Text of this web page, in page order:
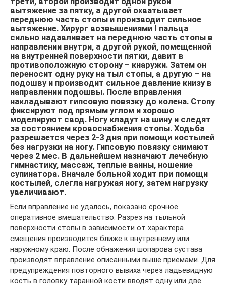
вытяжение за пятку, а другой охватывает
переднюю часть стопы и производит сильное
вытяжение. Хирург возвышениями I пальца
сильно надавливает на переднюю часть стопы в
направлении внутри, а другой рукой, помещенной
на внутренней поверхности пятки, давит в
противоположную сторону – кнаружи. Затем он
переносит одну руку на тыл стопы, а другую – на
подошву и производит сильное давление книзу в
направлении подошвы. После вправления
накладывают гипсовую повязку до колена. Стопу
фиксируют под прямым углом и хорошо
моделируют свод. Ногу кладут на шину и следят
за состоянием кровоснабжения стопы. Ходьба
разрешается через 2-3 дня при помощи костылей
без нагрузки на ногу. Гипсовую повязку снимают
через 2 мес. В дальнейшем назначают лечебную
гимнастику, массаж, теплые ванны, ношение
супинатора. Вначале больной ходит при помощи
костылей, слегла нагружая ногу, затем нагрузку
увеличивают.
Если вправление не удалось, показано срочное
оперативное вмешательство. Разрез на тыльной
поверхности стопы в зависимости от характера
смещения производится ближе к внутреннему или
наружному краю. После обнажения шопарова сустава
производят вправление описанными выше приемами. Для
предупреждения повторного вывиха через ладьевидную
кость в головку таранной кости вводят одну или две